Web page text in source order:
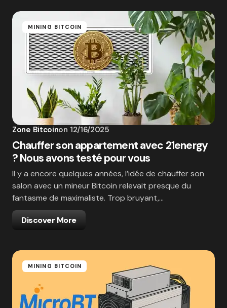
MINING BITCOIN
Zone Bitcoinon 12/16/2025
Chauffer son appartement avec 21energy
? Nous avons testé pour vous
Il y a encore quelques années, l’idée de chauffer son
salon avec un mineur Bitcoin relevait presque du
fantasme de maximaliste. Trop bruyant,…
Discover More
MINING BITCOIN